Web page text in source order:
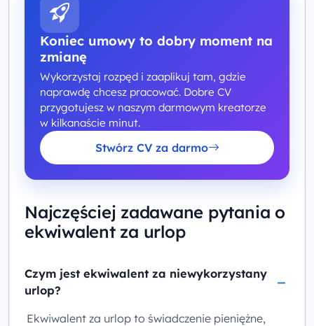
Koniec umowy to dobry moment na
zmianę
Wykorzystaj rozpęd i zaaplikuj tam, gdzie
naprawdę chcesz pracować. Dobre CV
przygotujesz w naszym darmowym kreatorze
w kilkanaście minut.
Stwórz CV za darmo
Najczęściej zadawane pytania o
ekwiwalent za urlop
Czym jest ekwiwalent za niewykorzystany
urlop?
Ekwiwalent za urlop to świadczenie pieniężne,